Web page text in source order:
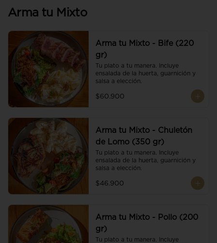
Arma tu Mixto
Arma tu Mixto - Bife (220
gr)
Tu plato a tu manera. Incluye
ensalada de la huerta, guarnición y
salsa a elección.
$60.900
Arma tu Mixto - Chuletón
de Lomo (350 gr)
Tu plato a tu manera. Incluye
ensalada de la huerta, guarnición y
salsa a elección.
$46.900
Arma tu Mixto - Pollo (200
gr)
Tu plato a tu manera. Incluye